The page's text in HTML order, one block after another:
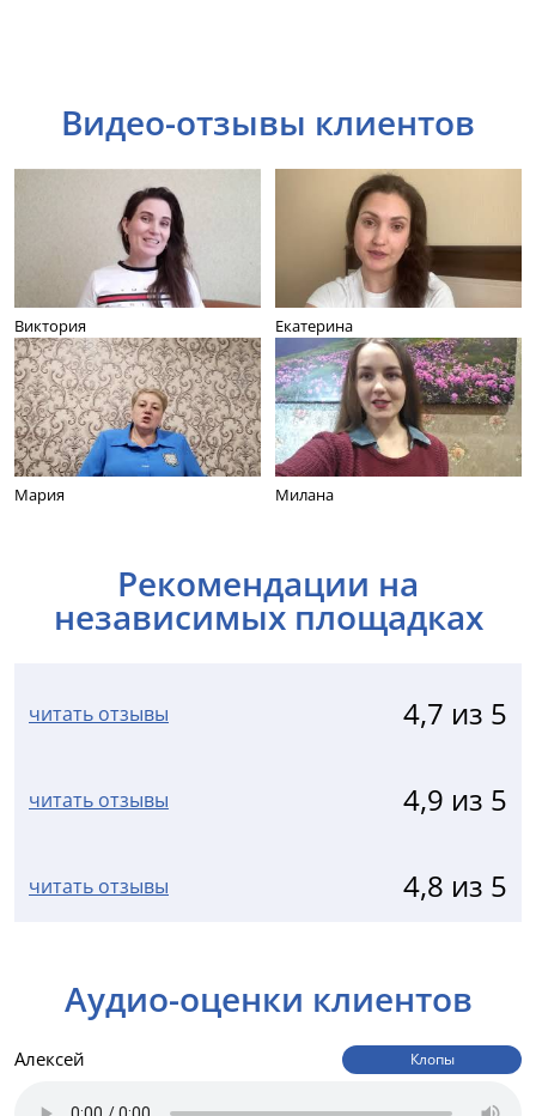
Видео-отзывы клиентов
Виктория Екатерина
Мария Милана
Рекомендации на
независимых площадках
читать отзывы 4,7 из 5
читать отзывы 4,9 из 5
читать отзывы 4,8 из 5
Аудио-оценки клиентов
Алексей Клопы